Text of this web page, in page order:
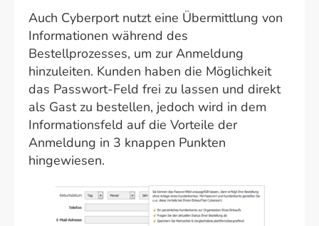
Auch Cyberport nutzt eine Übermittlung von
Informationen während des
Bestellprozesses, um zur Anmeldung
hinzuleiten. Kunden haben die Möglichkeit
das Passwort-Feld frei zu lassen und direkt
als Gast zu bestellen, jedoch wird in dem
Informationsfeld auf die Vorteile der
Anmeldung in 3 knappen Punkten
hingewiesen.